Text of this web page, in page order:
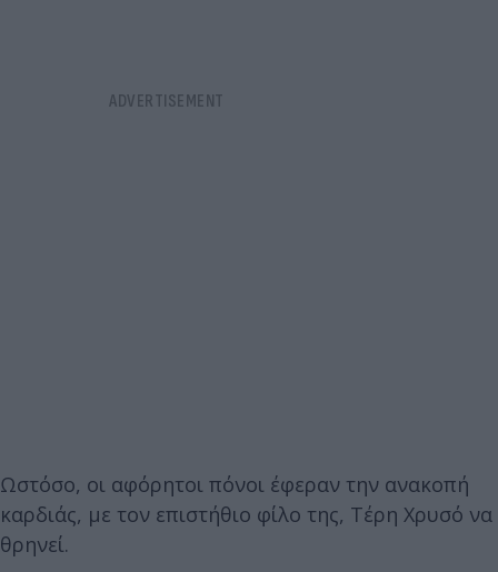
Ωστόσο, οι αφόρητοι πόνοι έφεραν την ανακοπή
καρδιάς, με τον επιστήθιο φίλο της, Τέρη Χρυσό να
θρηνεί.